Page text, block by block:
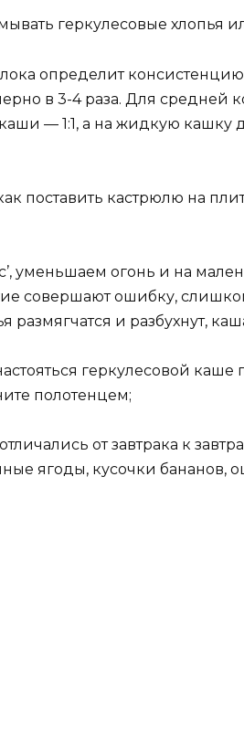
геркулесовые хлопья
определит
в 3-4 раза. Для средней
— 1:1, а на жидкую кашку
поставить кастрюлю на
уменьшаем огонь и на
совершают ошибку,
размягчатся и разбухнут,
геркулесовой
полотенцем;
от завтрака к
ягоды, кусочки бананов,